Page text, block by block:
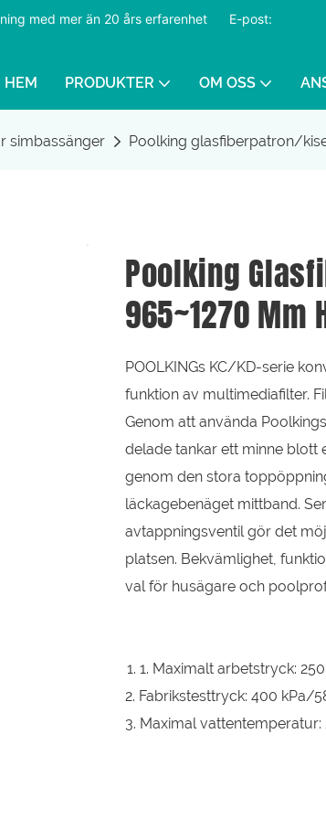
med mer än 20 års erfarenhet E-post:
HEM PRODUKTER OM OSS
simbassänger Poolking glasfiberpatron/
Poolking
965~1270 Mm
POOLKINGs KC/KD-serie
funktion av multimediafilter.
Genom att använda
delade tankar ett minne blott
genom den stora
läckagebenäget mittband.
avtappningsventil gör det
platsen. Bekvämlighet,
val för husägare och
1. Maximalt arbetstryck:
2. Fabrikstesttryck: 400 kPa/
3. Maximal